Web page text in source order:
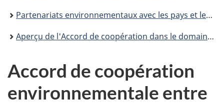
Partenariats environnementaux avec les pays et les régions
Aperçu de l'Accord de coopération dans le domaine de l’environnement entre le Canada et le Chili
Accord de coopération
environnementale entre